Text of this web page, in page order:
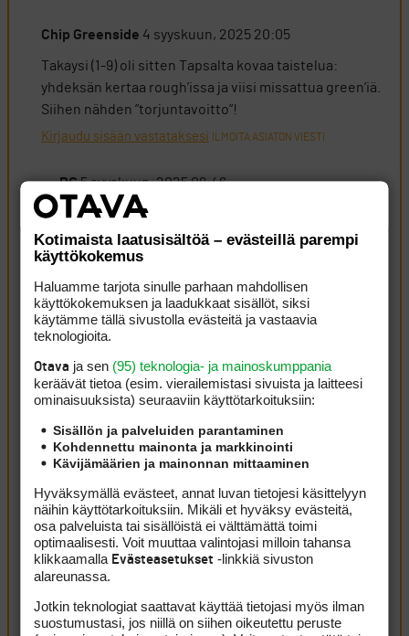
Chip Greenside 4 syyskuun, 2025 20:05
Takaysi (1-9) oli sitten Tapsalta kovaa taistelua:
yhdeksän kertaa rough’issa ja viisi missattua green’iä.
Siihen nähden ”torjuntavoitto”!
Kirjaudu sisään vastataksesi ILMOITA ASIATON VIESTI
PG5 syyskuun, 2025 09:46
Juuri näin. Takaysin vaikeat tilanteet Tapsa selvitti
tosi hienosti. Kierroksen molemmat bogit tulivat
takaysillä helpoista tilateista lyhyiden parputtien
jäädessä reiän reunalle. Toivottavasti Tapsan
pelivire säilyy.
Lawrencen peli ei eka kierroksella vielä oikein
kulkenut: raffeissa 17 kertaa, tulos +9 ja sijoitus
ILMOITA ASIATON VIESTI
kabisk374 syyskuun, 2025 18:47
Miksi heti kun jollakin on vaikea kausi, niin löytyy
selkäänpuukottajia? Silloinkin pitäisi tukea auttaakseen
taas eteenpäin.
Slowhand9984 syyskuun, 2025 19:20
Kotimaista laatusisältöä – evästeillä parempi
käyttökokemus
Haluamme tarjota sinulle parhaan mahdollisen
käyttökokemuksen ja laadukkaat sisällöt, siksi
käytämme tällä sivustolla evästeitä ja vastaavia
teknologioita.
Otava ja sen (95) teknologia- ja mainoskumppania
keräävät tietoa (esim. vierailemis­tasi sivuista ja laitteesi
ominaisuuk­sista) seuraaviin käyttötarkoituksiin:
Sisällön ja palveluiden parantaminen
Kohdennettu mainonta ja markkinointi
Kävijämäärien ja mainonnan mittaaminen
Hyväksymällä evästeet, annat luvan tietojesi käsittelyyn
näihin käyttötarkoituksiin. Mikäli et hyväksy evästeitä,
osa palveluista tai sisällöistä ei välttämättä toimi
optimaalisesti. Voit muuttaa valintojasi milloin tahansa
klikkaamalla Evästeasetukset -linkkiä sivuston
alareunassa.
Jotkin teknologiat saattavat käyttää tietojasi myös ilman
suostumustasi, jos niillä on siihen oikeutettu peruste